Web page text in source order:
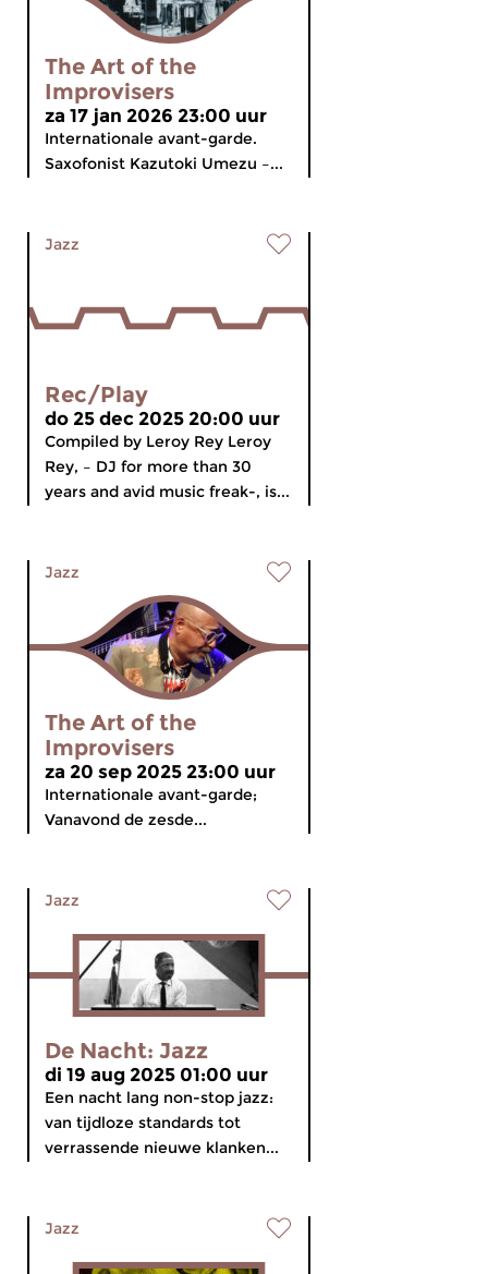
The Art of the
Improvisers
za 17 jan 2026 23:00 uur
Internationale avant-garde.
Saxofonist Kazutoki Umezu –...
Jazz
Rec/Play
do 25 dec 2025 20:00 uur
Compiled by Leroy Rey Leroy
Rey, – DJ for more than 30
years and avid music freak-, is...
Jazz
The Art of the
Improvisers
za 20 sep 2025 23:00 uur
Internationale avant-garde;
Vanavond de zesde...
Jazz
De Nacht: Jazz
di 19 aug 2025 01:00 uur
Een nacht lang non-stop jazz:
van tijdloze standards tot
verrassende nieuwe klanken...
Jazz